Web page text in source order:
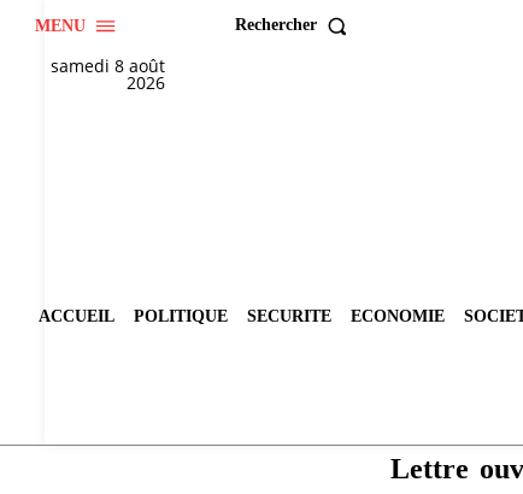
MENU Rechercher
samedi 8 août
2026
ACCUEIL POLITIQUE SECURITE ECONOMIE
Lettre